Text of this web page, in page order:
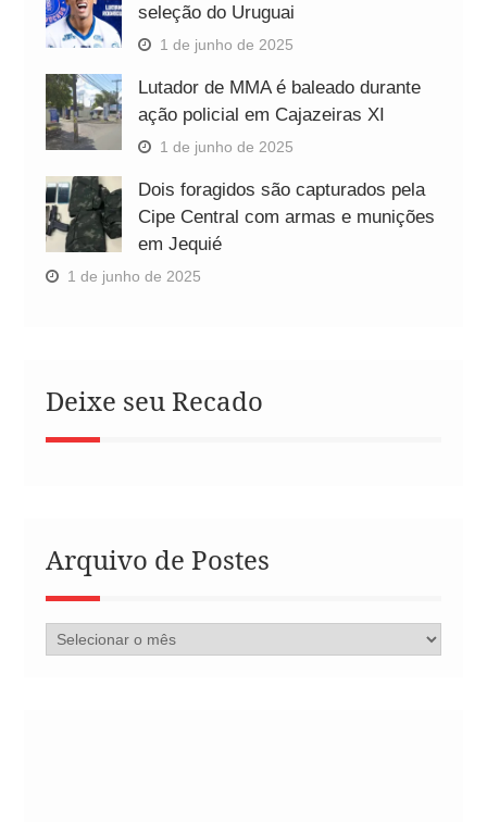
seleção do Uruguai
1 de junho de 2025
Lutador de MMA é baleado durante
ação policial em Cajazeiras XI
1 de junho de 2025
Dois foragidos são capturados pela
Cipe Central com armas e munições
em Jequié
1 de junho de 2025
Deixe seu Recado
Arquivo de Postes
Arquivo
de